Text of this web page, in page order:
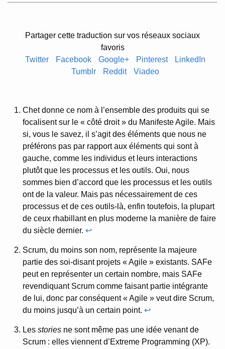
Partager cette traduction sur vos réseaux sociaux
favoris
Twitter
Facebook Google+ Pinterest
LinkedIn
Tumblr
Reddit Viadeo
Chet donne ce nom à l’ensemble des produits qui se
focalisent sur le « côté droit » du Manifeste Agile. Mais
si, vous le savez, il s’agit des éléments que nous ne
préférons pas par rapport aux éléments qui sont à
gauche, comme les individus et leurs interactions
plutôt que les processus et les outils. Oui, nous
sommes bien d’accord que les processus et les outils
ont de la valeur. Mais pas nécessairement de ces
processus et de ces outils-là, enfin toutefois, la plupart
de ceux rhabillant en plus moderne la manière de faire
du siècle dernier. ↩
Scrum, du moins son nom, représente la majeure
partie des soi-disant projets « Agile » existants. SAFe
peut en représenter un certain nombre, mais SAFe
revendiquant Scrum comme faisant partie intégrante
de lui, donc par conséquent « Agile » veut dire Scrum,
du moins jusqu’à un certain point. ↩
Les stories ne sont même pas une idée venant de
Scrum : elles viennent d’Extreme Programming (XP).